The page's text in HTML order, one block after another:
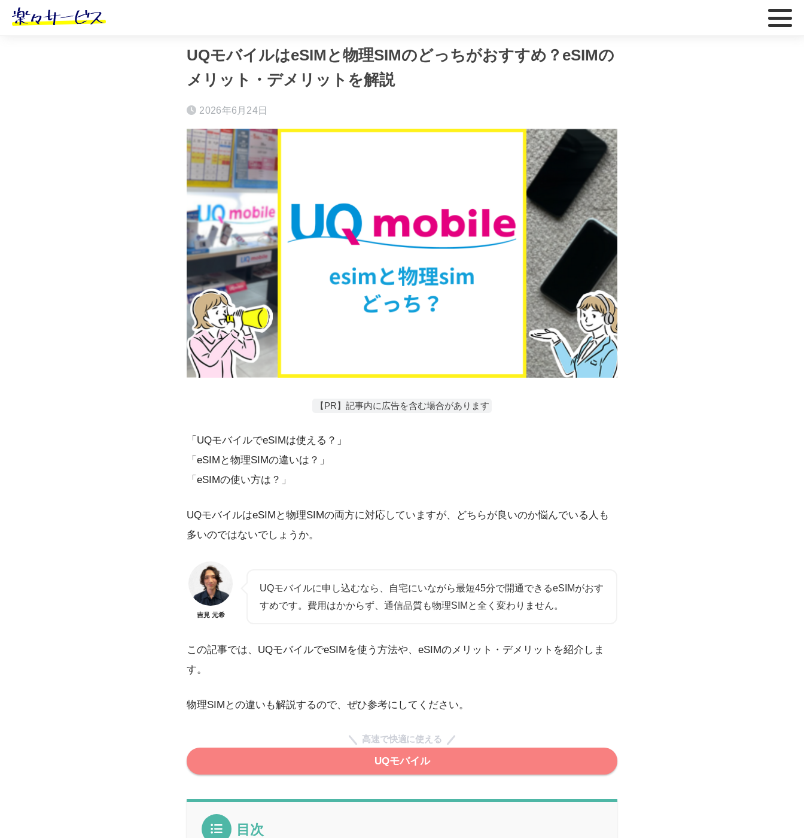
UQモバイルはeSIMと物理SIMのどっちがおすすめ？eSIMの
メリット・デメリットを解説
2026年6月24日
【PR】記事内に広告を含む場合があります
「UQモバイルでeSIMは使える？」
「eSIMと物理SIMの違いは？」
「eSIMの使い方は？」
UQモバイルはeSIMと物理SIMの両方に対応していますが、どちらが良いのか悩んでいる人も
多いのではないでしょうか。
吉見 元希
UQモバイルに申し込むなら、自宅にいながら最短45分で開通できるeSIMがおす
すめです。費用はかからず、通信品質も物理SIMと全く変わりません。
この記事では、UQモバイルでeSIMを使う方法や、eSIMのメリット・デメリットを紹介しま
す。
物理SIMとの違いも解説するので、ぜひ参考にしてください。
高速で快適に使える
UQモバイル
目次